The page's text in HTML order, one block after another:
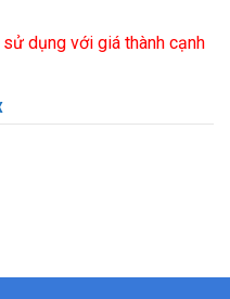
dụng với giá thành cạnh